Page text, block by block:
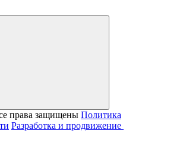
права защищены Политика
Разработка и продвижение